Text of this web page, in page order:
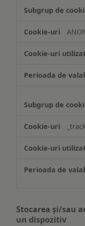
Stocarea și/sau
un dispozitiv